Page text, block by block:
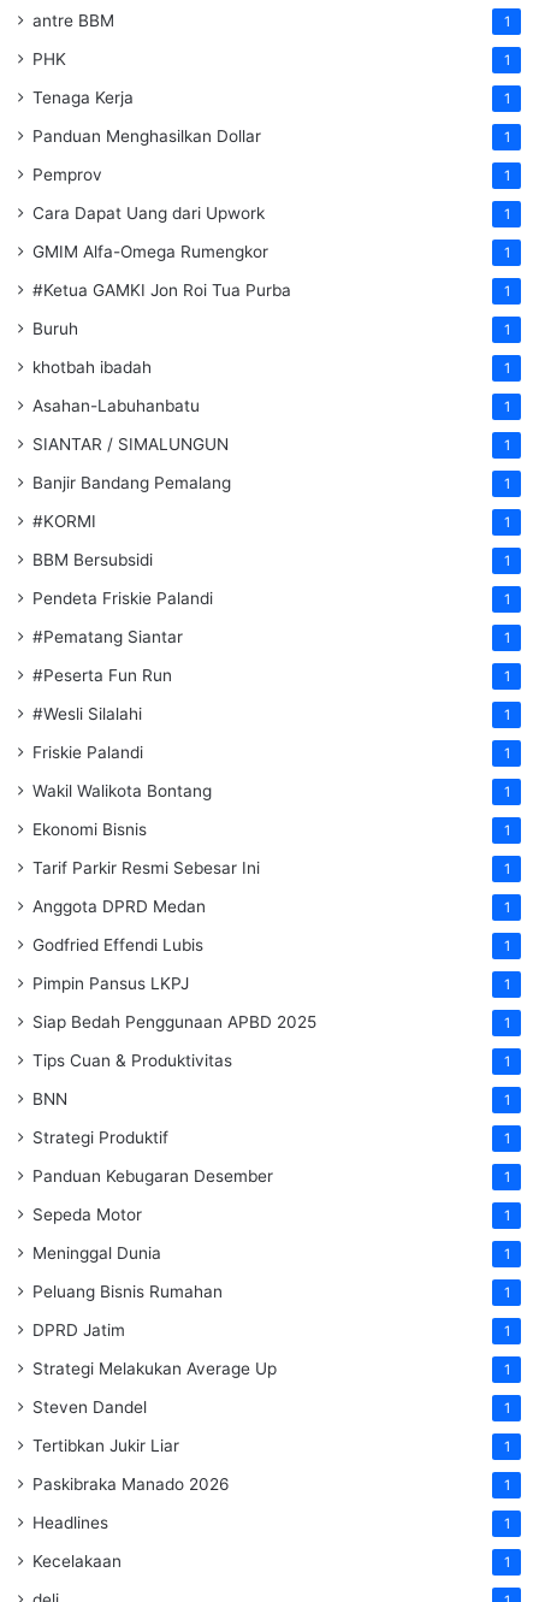
antre BBM 1
PHK 1
Tenaga Kerja 1
Panduan Menghasilkan Dollar 1
Pemprov 1
Cara Dapat Uang dari Upwork 1
GMIM Alfa-Omega Rumengkor 1
#Ketua GAMKI Jon Roi Tua Purba 1
Buruh 1
khotbah ibadah 1
Asahan-Labuhanbatu 1
SIANTAR / SIMALUNGUN 1
Banjir Bandang Pemalang 1
#KORMI 1
BBM Bersubsidi 1
Pendeta Friskie Palandi 1
#Pematang Siantar 1
#Peserta Fun Run 1
#Wesli Silalahi 1
Friskie Palandi 1
Wakil Walikota Bontang 1
Ekonomi Bisnis 1
Tarif Parkir Resmi Sebesar Ini 1
Anggota DPRD Medan 1
Godfried Effendi Lubis 1
Pimpin Pansus LKPJ 1
Siap Bedah Penggunaan APBD 2025 1
Tips Cuan & Produktivitas 1
BNN 1
Strategi Produktif 1
Panduan Kebugaran Desember 1
Sepeda Motor 1
Meninggal Dunia 1
Peluang Bisnis Rumahan 1
DPRD Jatim 1
Strategi Melakukan Average Up 1
Steven Dandel 1
Tertibkan Jukir Liar 1
Paskibraka Manado 2026 1
Headlines 1
Kecelakaan 1